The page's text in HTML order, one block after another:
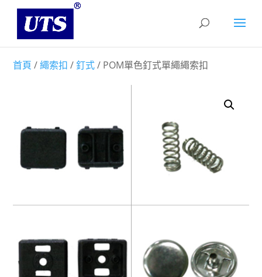
首頁 /繩索扣 /釘式/ POM單色釘式單繩繩索扣